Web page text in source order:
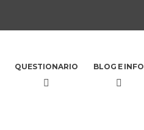
QUESTIONARIO BLOG E INFO